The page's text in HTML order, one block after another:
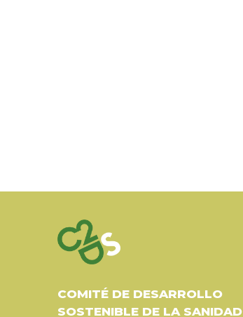
COMITÉ DE DESARROLLO
SOSTENIBLE DE LA SANIDAD